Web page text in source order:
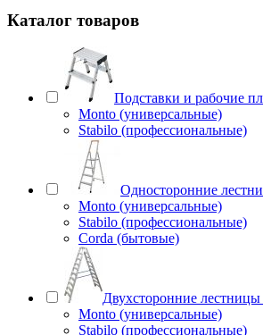
Каталог товаров
Подставки и рабочие
Monto (универсальные)
Stabilo (профессиональные)
Односторонние
Monto (универсальные)
Stabilo (профессиональные)
Corda (бытовые)
Двухсторонние лестницы
Monto (универсальные)
Stabilo (профессиональные)